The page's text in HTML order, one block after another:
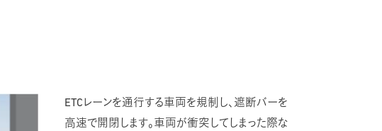
ETCレーンを通行する車両を規制し、遮断バーを
高速で開閉します。車両が衝突してしまった際な